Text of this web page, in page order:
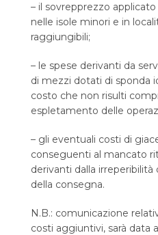
– il sovrepprezzo
nelle isole minori e in
raggiungibili;
– le spese derivanti da
di mezzi dotati di sponda
costo che non risulti
espletamento delle
– gli eventuali costi di
conseguenti al mancato
derivanti dalla
della consegna.
N.B.: comunicazione
costi aggiuntivi, sarà data